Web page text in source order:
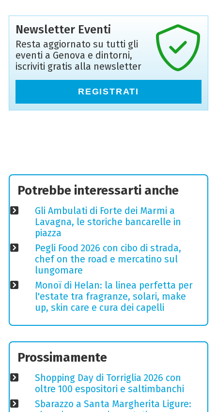
Newsletter Eventi
Resta aggiornato su tutti gli
eventi a Genova e dintorni,
iscriviti gratis alla newsletter
REGISTRATI
Potrebbe interessarti anche
Gli Ambulati di Forte dei Marmi a
Lavagna, le storiche bancarelle in
piazza
Pegli Food 2026 con cibo di strada,
chef on the road e mercatino sul
lungomare
Monoï di Helan: la linea perfetta per
l'estate tra fragranze, solari, make
up, skin care e cura dei capelli
Prossimamente
Shopping Day di Torriglia 2026 con
oltre 100 espositori e saltimbanchi
Sbarazzo a Santa Margherita Ligure: